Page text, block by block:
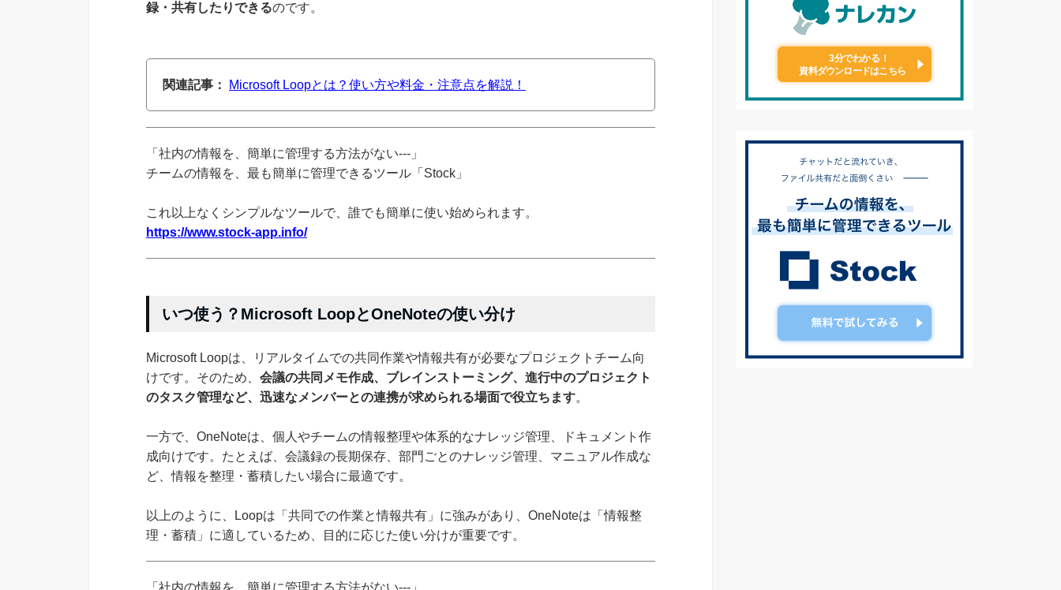
録・共有したりできるのです。
関連記事： Microsoft Loopとは？使い方や料金・注意点を解説！
「社内の情報を、簡単に管理する方法がない---」
チームの情報を、最も簡単に管理できるツール「Stock」
これ以上なくシンプルなツールで、誰でも簡単に使い始められます。
https://www.stock-app.info/
いつ使う？Microsoft LoopとOneNoteの使い分け
Microsoft Loopは、リアルタイムでの共同作業や情報共有が必要なプロジェクトチーム向
けです。そのため、 会議の共同メモ作成、ブレインストーミング、進行中のプロジェクト
のタスク管理など、迅速なメンバーとの連携が求められる場面で役立ちます。
一方で、OneNoteは、個人やチームの情報整理や体系的なナレッジ管理、ドキュメント作
成向けです。たとえば、会議録の長期保存、部門ごとのナレッジ管理、マニュアル作成な
ど、情報を整理・蓄積したい場合に最適です。
以上のように、Loopは「共同での作業と情報共有」に強みがあり、OneNoteは「情報整
理・蓄積」に適しているため、目的に応じた使い分けが重要です。